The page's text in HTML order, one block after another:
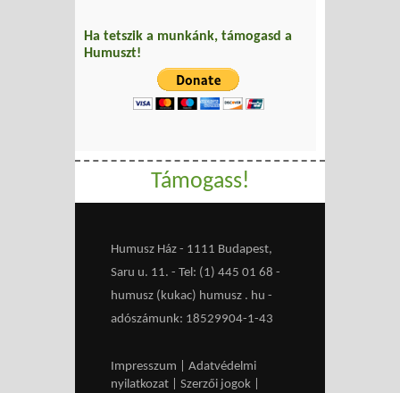
Ha tetszik a munkánk, támogasd a
Humuszt!
Támogass!
Humusz Ház - 1111 Budapest,
Saru u. 11. - Tel: (1) 445 01 68 -
humusz (kukac) humusz . hu -
adószámunk: 18529904-1-43
Impresszum
Adatvédelmi
nyilatkozat
Szerzői jogok